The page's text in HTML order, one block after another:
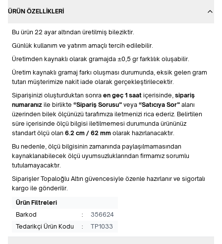
ÜRÜN ÖZELLIKLERI
Bu ürün 22 ayar altından üretilmiş bileziktir.
Günlük kullanım ve yatırım amaçlı tercih edilebilir.
Üretimden kaynaklı olarak gramajda ±0,5 gr farklılık oluşabilir.
Üretim kaynaklı gramaj farkı oluşması durumunda, eksik gelen gram
tutarı müşterimize nakit iade olarak gerçekleştirilecektir.
Siparişinizi oluşturduktan sonra en geç 1 saat içerisinde, sipariş
numaranız ile birlikte “Sipariş Sorusu” veya “Satıcıya Sor” alanı
üzerinden bilek ölçünüzü tarafımıza iletmenizi rica ederiz. Belirtilen
süre içerisinde ölçü bilgisi iletilmemesi durumunda ürününüz
standart ölçü olan 6.2 cm / 62 mm olarak hazırlanacaktır.
Bu nedenle, ölçü bilgisinin zamanında paylaşılmamasından
kaynaklanabilecek ölçü uyumsuzluklarından firmamız sorumlu
tutulamayacaktır.
Siparişler Topaloğlu Altın güvencesiyle özenle hazırlanır ve sigortalı
kargo ile gönderilir.
Ürün Filtreleri
Barkod
:
356624
Tedarikçi Ürün Kodu
: TP1033